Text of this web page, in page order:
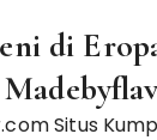
di
Situs